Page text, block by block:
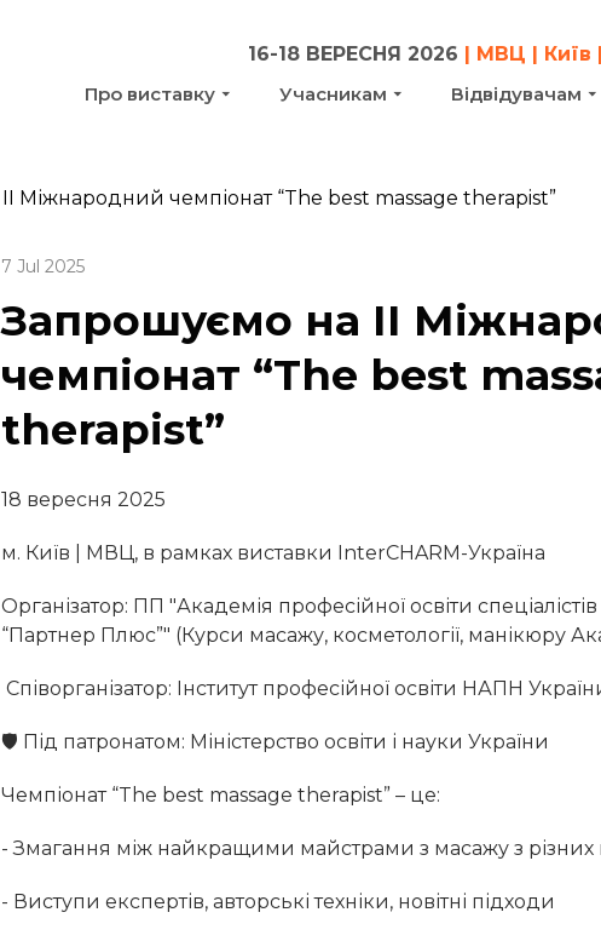
16-18 ВЕРЕСНЯ 2026 | МВЦ | Київ
Про виставку
Учасникам Відвідувачам
7 Jul 2025
Запрошуємо на ІІ
чемпіонат “The best
therapist”
18 вересня 2025
м. Київ | МВЦ, в рамках виставки InterCHARM-Україна
Організатор: ПП "Академія професійної освіти спеціалістів
“Партнер Плюс”" (Курси масажу, косметології, манікюру
Співорганізатор: Інститут професійної освіти НАПН
🛡 Під патронатом: Міністерство освіти і науки України
Чемпіонат “The best massage therapist” – це:
- Змагання між найкращими майстрами з масажу з різних
- Виступи експертів, авторські техніки, новітні підходи